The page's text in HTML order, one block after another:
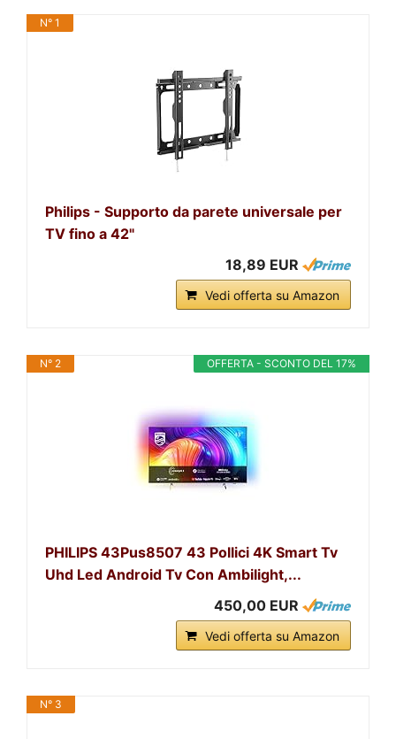
N° 1
Philips - Supporto da parete universale per
TV fino a 42"
18,89 EUR
Vedi offerta su Amazon
OFFERTA - SCONTO DEL 17%
N° 2
PHILIPS 43Pus8507 43 Pollici 4K Smart Tv
Uhd Led Android Tv Con Ambilight,...
450,00 EUR
Vedi offerta su Amazon
N° 3